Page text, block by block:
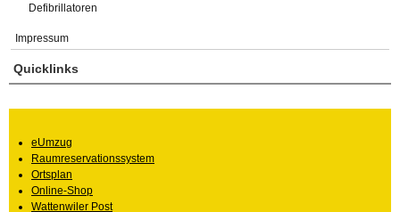
Defibrillatoren
Impressum
Quicklinks
eUmzug
Raumreservationssystem
Ortsplan
Online-Shop
Wattenwiler Post